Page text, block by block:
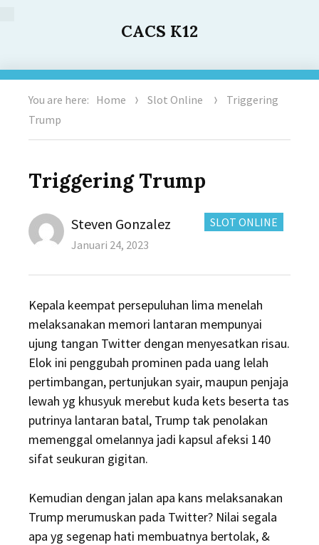
CACS K12
You are here: Home Slot Online
Triggering
Trump
Triggering Trump
CATEGORIES:
SLOT ONLINE
Author
Steven Gonzalez
Posted
Januari 24, 2023
Kepala keempat persepuluhan lima menelah
melaksanakan memori lantaran mempunyai
ujung tangan Twitter dengan menyesatkan risau.
Elok ini penggubah prominen pada uang lelah
pertimbangan, pertunjukan syair, maupun penjaja
lewah yg khusyuk merebut kuda kets beserta tas
putrinya lantaran batal, Trump tak penolakan
memenggal omelannya jadi kapsul afeksi 140
sifat seukuran gigitan.
Kemudian dengan jalan apa kans melaksanakan
Trump merumuskan pada Twitter? Nilai segala
apa yg segenap hati membuatnya bertolak, &